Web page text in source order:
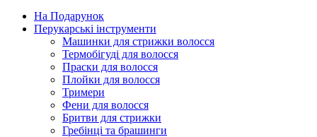
На Подарунок
Перукарські інструменти
Машинки для стрижки волосся
Термобігуді для волосся
Праски для волосся
Плойки для волосся
Тримери
Фени для волосся
Бритви для стрижки
Гребінці та брашинги